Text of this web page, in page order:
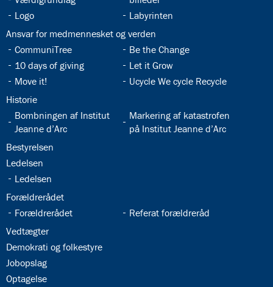
6.4:
Generelle
&
betingelser
7.0:
Kontakt
8.0:
Presse
Department
32.6:
Logo 32.7:
Labyrinten
32.8:
Ansvar for medmennesket og verden
32.9:
CommuniTree 32.10:
Be the Change
32.11:
10 days of giving 32.12:
Let it Grow
32.13:
Move it! 32.14:
Ucycle We cycle Recycle
32.15:
Historie
32.16:
Bombningen af Institut
Jeanne d’Arc
32.17:
Markering af katastrofen
på Institut Jeanne d’Arc
32.18:
Bestyrelsen
32.19:
Ledelsen
32.20:
Ledelsen
32.21:
Forældrerådet
32.22:
Forældrerådet 32.23:
Referat forældreråd
32.24:
Vedtægter
32.25:
Demokrati og folkestyre
32.26:
Jobopslag
32.27:
Optagelse